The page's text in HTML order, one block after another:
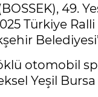
49.
Türkiye Ralli
otomobil
Yeşil